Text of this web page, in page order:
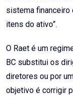
sistema financeiro
itens do ativo”.
O Raet é um
BC substitui os
diretores ou por
objetivo é corrigir